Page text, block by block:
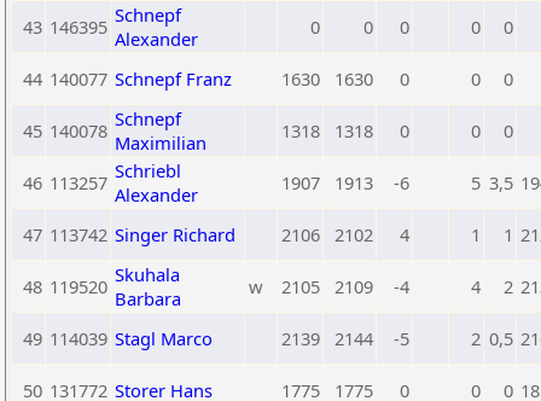
43 146395 Schnepf
Alexander
0 0 0 0 0
44 140077 Schnepf Franz 1630 1630 0 0 0
45 140078 Schnepf
Maximilian
1318 1318 0 0 0
46 113257 Schriebl
Alexander
1907 1913 -6 5 3,5
47 113742 Singer Richard 2106 2102 4 1 1
48 119520 Skuhala
Barbara
w 2105 2109 -4 4 2
49 114039 Stagl Marco 2139 2144 -5 2 0,5
50 131772 Storer Hans 1775 1775 0 0 0